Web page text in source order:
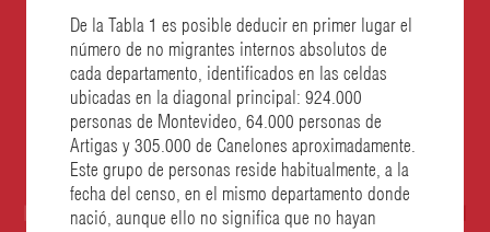
De la Tabla 1 es posible deducir en primer lugar el
número de no migrantes internos absolutos de
cada departamento, identificados en las celdas
ubicadas en la diagonal principal: 924.000
personas de Montevideo, 64.000 personas de
Artigas y 305.000 de Canelones aproximadamente.
Este grupo de personas reside habitualmente, a la
fecha del censo, en el mismo departamento donde
nació, aunque ello no significa que no hayan